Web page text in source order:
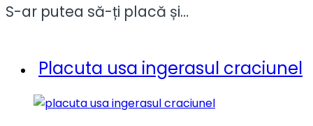
S-ar putea să-ți placă și…
Placuta usa ingerasul craciunel